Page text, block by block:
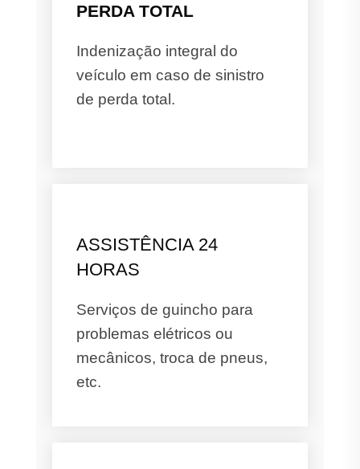
PERDA TOTAL
Indenização integral do
veículo em caso de sinistro
de perda total.
ASSISTÊNCIA 24
HORAS
Serviços de guincho para
problemas elétricos ou
mecânicos, troca de pneus,
etc.